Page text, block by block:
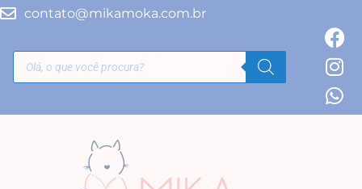
contato@mikamoka.com.br